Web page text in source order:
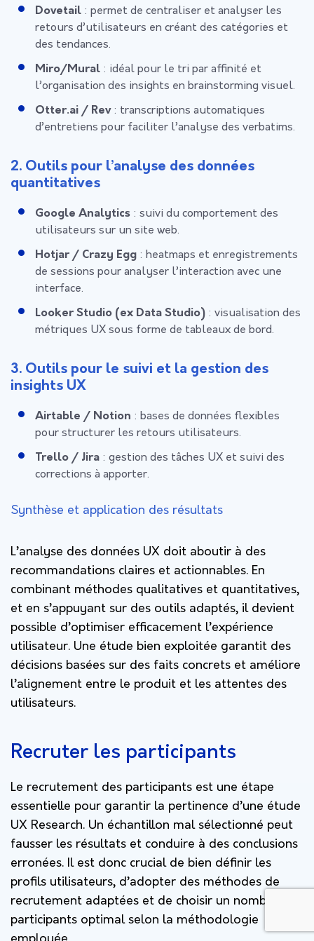
Dovetail : permet de centraliser et analyser les
retours d’utilisateurs en créant des catégories et
des tendances.
Miro/Mural : idéal pour le tri par affinité et
l’organisation des insights en brainstorming visuel.
Otter.ai / Rev: transcriptions automatiques
d’entretiens pour faciliter l’analyse des verbatims.
2. Outils pour l’analyse des données
quantitatives
Google Analytics : suivi du comportement des
utilisateurs sur un site web.
Hotjar / Crazy Egg : heatmaps et enregistrements
de sessions pour analyser l’interaction avec une
interface.
Looker Studio (ex Data Studio) : visualisation des
métriques UX sous forme de tableaux de bord.
3. Outils pour le suivi et la gestion des
insights UX
Airtable / Notion : bases de données flexibles
pour structurer les retours utilisateurs.
Trello / Jira : gestion des tâches UX et suivi des
corrections à apporter.
Synthèse et application des résultats
L’analyse des données UX doit aboutir à des
recommandations claires et actionnables. En
combinant méthodes qualitatives et quantitatives,
et en s’appuyant sur des outils adaptés, il devient
possible d’optimiser efficacement l’expérience
utilisateur. Une étude bien exploitée garantit des
décisions basées sur des faits concrets et améliore
l’alignement entre le produit et les attentes des
utilisateurs.
Recruter les participants
Le recrutement des participants est une étape
essentielle pour garantir la pertinence d’une étude
UX Research. Un échantillon mal sélectionné peut
fausser les résultats et conduire à des conclusions
erronées. Il est donc crucial de bien définir les
profils utilisateurs, d’adopter des méthodes de
recrutement adaptées et de choisir un nombre de
participants optimal selon la méthodologie